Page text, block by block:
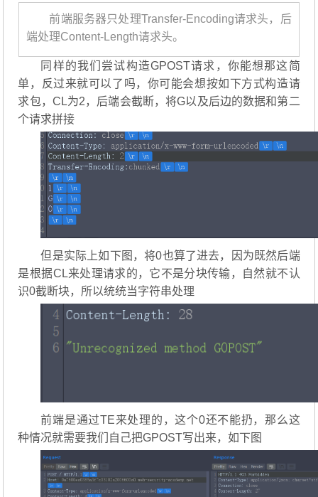
前端服务器只处理Transfer-Encoding请求头，后
端处理Content-Length请求头。
同样的我们尝试构造GPOST请求，你能想那这简
单，反过来就可以了吗，你可能会想按如下方式构造请
求包，CL为2，后端会截断，将G以及后边的数据和第二
个请求拼接
但是实际上如下图，将0也算了进去，因为既然后端
是根据CL来处理请求的，它不是分块传输，自然就不认
识0截断块，所以统统当字符串处理
前端是通过TE来处理的，这个0还不能扔，那么这
种情况就需要我们自己把GPOST写出来，如下图